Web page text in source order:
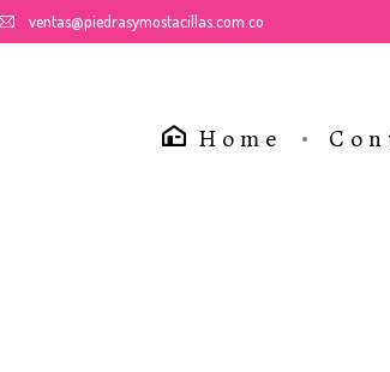
ventas@piedrasymostacillas.com.co
Home